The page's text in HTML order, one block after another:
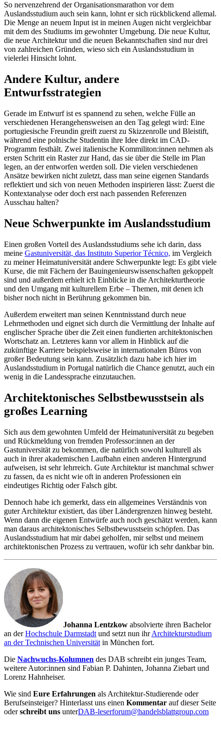
So nervenzehrend der Organisationsmarathon vor dem
Auslandsstudium auch sein kann, lohnt er sich rückblickend allemal.
Die Menge an neuem Input ist in meinen Augen nicht vergleichbar
mit dem des Studiums im gewohnter Umgebung. Die neue Kultur,
die neue Architektur und die neuen Bekanntschaften sind nur drei
von zahlreichen Gründen, wieso sich ein Auslandsstudium in
vielerlei Hinsicht lohnt.
Andere Kultur, andere
Entwurfsstrategien
Gerade im Entwurf ist es spannend zu sehen, welche Fülle an
verschiedenen Herangehensweisen an den Tag gelegt wird: Eine
portugiesische Freundin greift zuerst zu Skizzenrolle und Bleistift,
während eine polnische Studentin ihre Idee direkt im CAD-
Programm festhält. Zwei italienische Kommiliton:innen nehmen als
ersten Schritt ein Raster zur Hand, das sie über die Stelle im Plan
legen, an der entworfen werden soll. Die vielen verschiedenen
Ansätze bewirken nicht zuletzt, dass man seine eigenen Standards
reflektiert und sich von neuen Methoden inspirieren lässt: Zuerst die
Kontextanalyse oder doch erst nach passenden Referenzen
Ausschau halten?
Neue Schwerpunkte im Auslandsstudium
Einen großen Vorteil des Auslandsstudiums sehe ich darin, dass
meine Gastuniversität, das Instituto Superior Técnico, im Vergleich
zu meiner Heimatuniversität andere Schwerpunkte legt: Es gibt viele
Kurse, die mit Fächern der Bauingenieurswissenschaften gekoppelt
sind und außerdem erhielt ich Einblicke in die Architekturtheorie
und den Umgang mit kulturellem Erbe – Themen, mit denen ich
bisher noch nicht in Berührung gekommen bin.
Außerdem erweitert man seinen Kenntnisstand durch neue
Lehrmethoden und eignet sich durch die Vermittlung der Inhalte auf
englischer Sprache über die Zeit einen fundierten architektonischen
Wortschatz an. Letzteres kann vor allem in Hinblick auf die
zukünftige Karriere beispielsweise in internationalen Büros von
großer Bedeutung sein kann. Zusätzlich dazu habe ich hier im
Auslandsstudium in Portugal natürlich die Chance genutzt, auch ein
wenig in die Landessprache einzutauchen.
Architektonisches Selbstbewusstsein als
großes Learning
Sich aus dem gewohnten Umfeld der Heimatuniversität zu begeben
und Rückmeldung von fremden Professor:innen an der
Gastuniversität zu bekommen, die natürlich sowohl kulturell als
auch in ihrer akademischen Laufbahn einen anderen Hintergrund
aufweisen, ist sehr lehrreich. Gute Architektur ist manchmal schwer
zu fassen, da es nicht wie oft in anderen Professionen ein
eindeutiges Richtig oder Falsch gibt.
Dennoch habe ich gemerkt, dass ein allgemeines Verständnis von
guter Architektur existiert, das über Ländergrenzen hinweg besteht.
Wenn dann die eigenen Entwürfe auch noch geschätzt werden, kann
man daraus architektonisches Selbstbewusstsein schöpfen. Das
Auslandsstudium hat mir dabei geholfen, mir selbst und meinem
architektonischen Prozess zu vertrauen, wofür ich sehr dankbar bin.
Johanna Lentzkow absolvierte ihren Bachelor
an derHochschule Darmstadt und setzt nun ihrArchitekturstudium
an der Technischen Universität in München fort.
Die Nachwuchs-Kolumnen des DAB schreibt ein junges Team,
weitere Autor:innen sind Fabian P. Dahinten, Johanna Ziebart und
Lorenz Hahnheiser.
Wie sind Eure Erfahrungen als Architektur-Studierende oder
Berufseinsteiger? Hinterlasst uns einen Kommentar auf dieser Seite
oderschreibt uns unterDAB-leserforum@handelsblattgroup.com